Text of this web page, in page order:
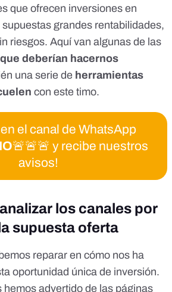
que ofrecen inversiones en
grandes rentabilidades,
riesgos. Aquí van algunas de las
deberían hacernos
una serie de herramientas
con este timo.
el canal de WhatsApp
🚨🚨🚨 y recibe nuestros
avisos!
los canales por
supuesta oferta
reparar en cómo nos ha
oportunidad única de inversión.
hemos advertido de las páginas